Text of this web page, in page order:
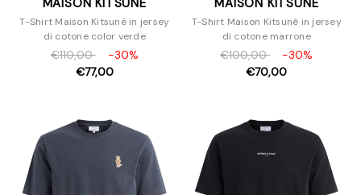
T-Shirt Maison Kitsuné in jersey
di cotone color verde
€110,00
-30%
€77,00
T-Shirt Maison Kitsuné in jersey
di cotone marrone
€100,00
-30%
€70,00